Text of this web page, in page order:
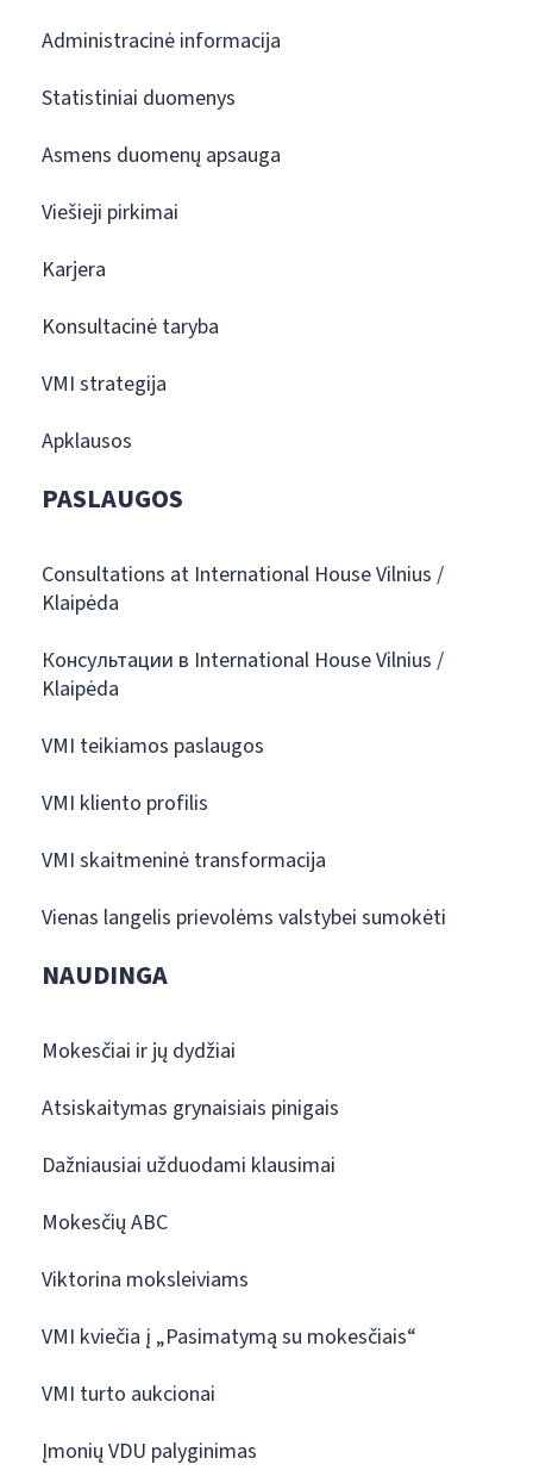
Administracinė informacija
Statistiniai duomenys
Asmens duomenų apsauga
Viešieji pirkimai
Karjera
Konsultacinė taryba
VMI strategija
Apklausos
PASLAUGOS
Consultations at International House Vilnius /
Klaipėda
Консультации в International House Vilnius /
Klaipėda
VMI teikiamos paslaugos
VMI kliento profilis
VMI skaitmeninė transformacija
Vienas langelis prievolėms valstybei sumokėti
NAUDINGA
Mokesčiai ir jų dydžiai
Atsiskaitymas grynaisiais pinigais
Dažniausiai užduodami klausimai
Mokesčių ABC
Viktorina moksleiviams
VMI kviečia į „Pasimatymą su mokesčiais“
VMI turto aukcionai
Įmonių VDU palyginimas